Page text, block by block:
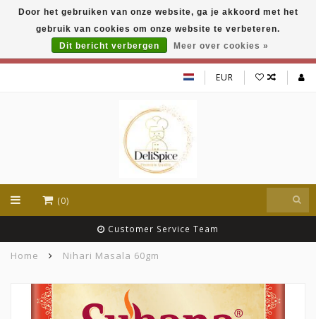
DeliSpice is your online Indian grocery shop with
exclusive brands like Daawat, Suhana, DeliSpice
and many more !!!
EUR
(0)
Customer Service Team
Home Nihari Masala 60gm
Door het gebruiken van onze website, ga je akkoord met het
gebruik van cookies om onze website te verbeteren.
Dit bericht verbergen
Meer over cookies »